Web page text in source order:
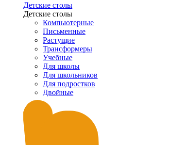
Детские столы
Детские столы
Компьютерные
Письменные
Растущие
Трансформеры
Учебные
Для школы
Для школьников
Для подростков
Двойные